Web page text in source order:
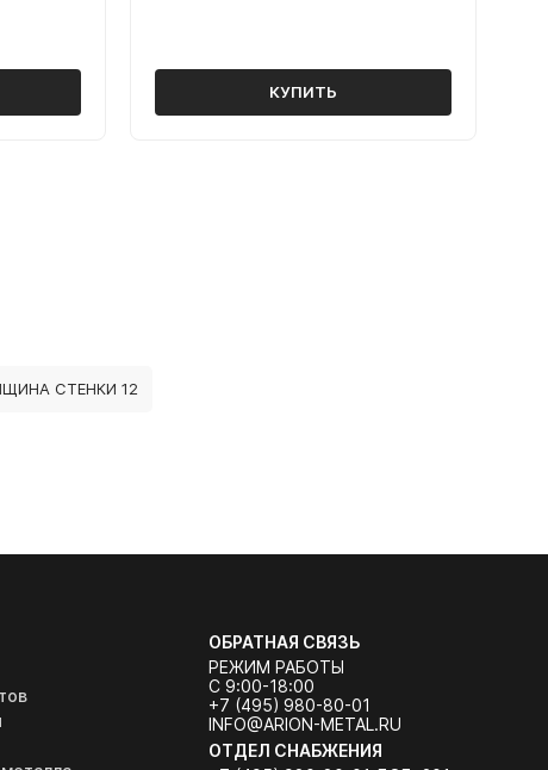
КУПИТЬ
СТЕНКИ 12
ОБРАТНАЯ СВЯЗЬ
РЕЖИМ РАБОТЫ
С 9:00-18:00
+7 (495) 980-80-01
INFO@ARION-METAL.RU
ОТДЕЛ СНАБЖЕНИЯ